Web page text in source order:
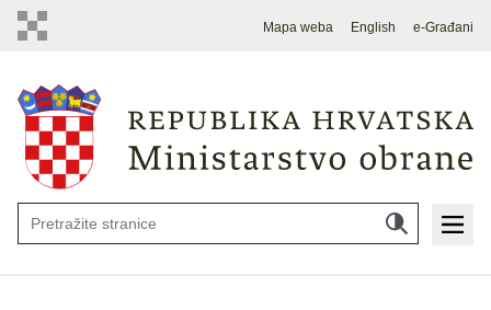
Mapa weba English e-Građani